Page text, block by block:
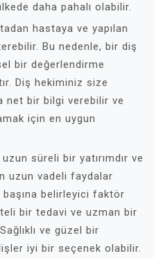
daha pahalı olabilir.
hastaya ve yapılan
Bu nedenle, bir diş
bir değerlendirme
Diş hekiminiz size
net bir bilgi verebilir ve
için en uygun
süreli bir yatırımdır ve
uzun vadeli faydalar
başına belirleyici faktör
bir tedavi ve uzman bir
ve güzel bir
iyi bir seçenek olabilir.